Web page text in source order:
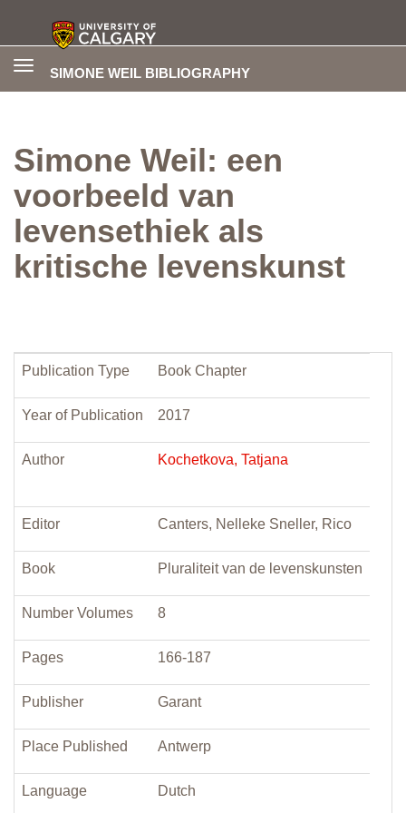
SIMONE WEIL BIBLIOGRAPHY
Toggle
Simone Weil: een
voorbeeld van
levensethiek als
kritische levenskunst
Publication Type Book Chapter
Year of Publication 2017
Author Kochetkova, Tatjana
Editor Canters, Nelleke Sneller, Rico
Book Pluraliteit van de levenskunsten
Number Volumes 8
Pages 166-187
Publisher Garant
Place Published Antwerp
Language Dutch